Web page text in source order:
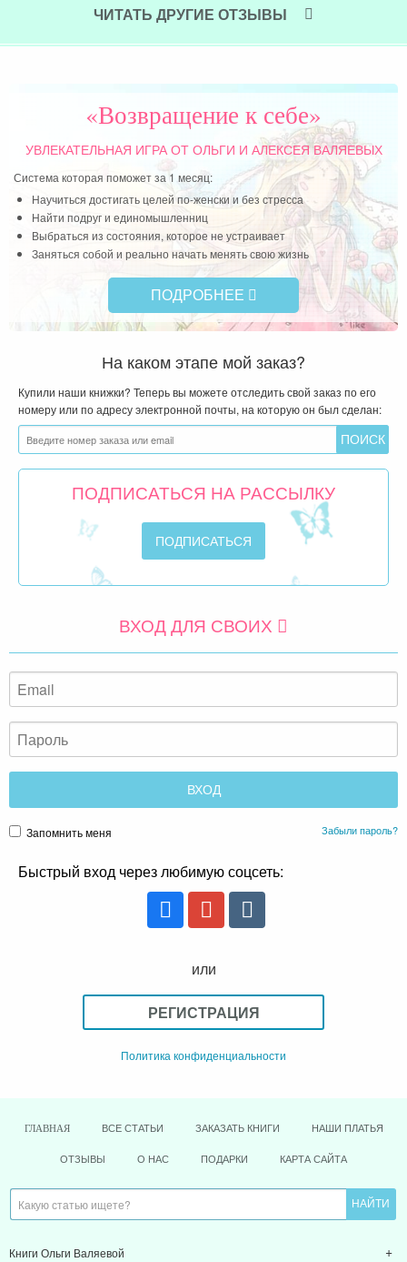
ЧИТАТЬ ДРУГИЕ ОТЗЫВЫ
«Возвращение к себе»
УВЛЕКАТЕЛЬНАЯ ИГРАОТ ОЛЬГИ И АЛЕКСЕЯ ВАЛЯЕВЫХ
Система которая поможет за 1 месяц:
Научиться достигать целей по-женски и без стресса
Найти подруг и единомышленниц
Выбраться из состояния, которое не устраивает
Заняться собой и реально начать менять свою жизнь
ПОДРОБНЕЕ
На каком этапе мой заказ?
Купили наши книжки? Теперь вы можете отследить свой заказ по его
номеру или по адресу электронной почты, на которую он был сделан:
ПОДПИСАТЬСЯ НА РАССЫЛКУ
ВХОД ДЛЯ СВОИХ
Запомнить меня Забыли пароль?
Быстрый вход через любимую соцсеть:
или
РЕГИСТРАЦИЯ
Политика конфиденциальности
ГЛАВНАЯ ВСЕ СТАТЬИ ЗАКАЗАТЬ КНИГИ НАШИ ПЛАТЬЯ
ОТЗЫВЫ О НАС ПОДАРКИ КАРТА САЙТА
Книги Ольги Валяевой